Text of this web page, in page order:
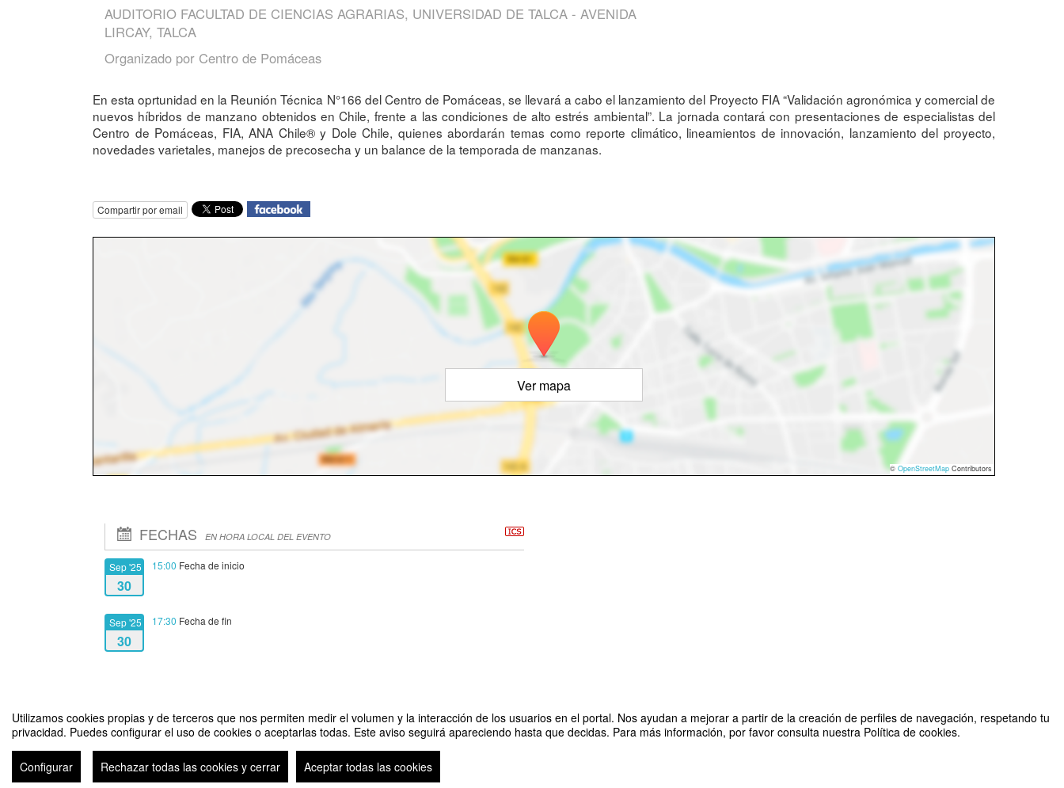
Utilizamos cookies propias y de terceros que nos permiten medir el volumen y la interacción de los usuarios en el portal. Nos ayudan a mejorar a partir de la creación de perfiles de navegación, respetando tu
privacidad. Puedes configurar el uso de cookies o aceptarlas todas. Este aviso seguirá apareciendo hasta que decidas. Para más información, por favor consulta nuestra Política de cookies.
Configurar Rechazar todas las cookies y cerrar Aceptar todas las cookies
AUDITORIO FACULTAD DE CIENCIAS AGRARIAS, UNIVERSIDAD DE TALCA - AVENIDA
LIRCAY, TALCA
Organizado por Centro de Pomáceas
En esta oprtunidad en la Reunión Técnica N°166 del Centro de Pomáceas, se llevará a cabo el lanzamiento del Proyecto FIA “Validación agronómica y comercial de
nuevos híbridos de manzano obtenidos en Chile, frente a las condiciones de alto estrés ambiental”. La jornada contará con presentaciones de especialistas del
Centro de Pomáceas, FIA, ANA Chile® y Dole Chile, quienes abordarán temas como reporte climático, lineamientos de innovación, lanzamiento del proyecto,
novedades varietales, manejos de precosecha y un balance de la temporada de manzanas.
Compartir por email
Ver mapa
© OpenStreetMap Contributors
FECHAS EN HORA LOCAL DEL EVENTO
Sep '25
30
15:00 Fecha de inicio
Sep '25
30
17:30 Fecha de fin
Lanzamiento Proyecto Fia "Validación agronómica y comercial de nuevos híbridos de manzano obtenidos en Chile, frente a las condiciones de alto estrés ambiental" Organizado por Centro de Pomáceas
Aviso legal|Contacto